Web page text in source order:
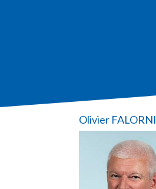
Olivier FALORNI